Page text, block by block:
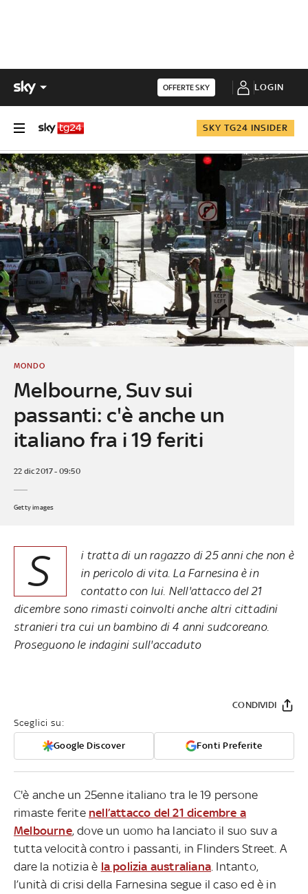
OFFERTE SKY LOGIN
SKY TG24 INSIDER
Melbourne, Suv sui
passanti: c'è anche un
italiano fra i 19 feriti
MONDO
22 dic 2017 - 09:50
Getty images
S
i tratta di un ragazzo di 25 anni che non è
in pericolo di vita. La Farnesina è in
contatto con lui. Nell'attacco del 21
dicembresono rimasti coinvolti anche altri cittadini
stranieri tra cui un bambino di 4 anni sudcoreano.
Proseguono le indagini sull'accaduto
Sceglici su:
Google Discover Fonti Preferite
CONDIVIDI
C'è anche un 25enne italiano tra le 19 persone
rimaste ferite nell’attacco del 21 dicembre a
Melbourne, dove un uomo ha lanciato il suo suv a
tutta velocità contro i passanti, in Flinders Street. A
dare la notizia è la polizia australiana . Intanto,
l’unità di crisi della Farnesina segue il caso ed è in